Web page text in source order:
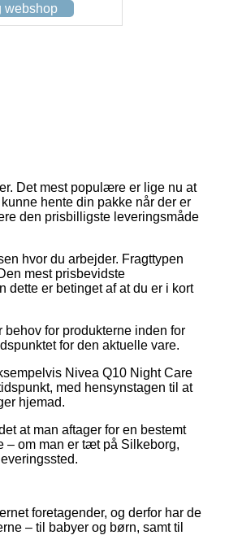
webshop
Det mest populære er lige nu at
hente din pakke når der er
den prisbilligste leveringsmåde
hvor du arbejder. Fragttypen
mest prisbevidste
er betinget af at du er i kort
for produkterne inden for
for den aktuelle vare.
Nivea Q10 Night Care
med hensynstagen til at
hjemad.
at man aftager for en bestemt
– om man er tæt på Silkeborg,
foretagender, og derfor har de
– til babyer og børn, samt til